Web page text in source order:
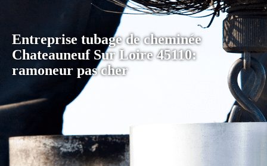
Entreprise tubage de cheminée
Chateauneuf Sur Loire 45110:
ramoneur pas cher